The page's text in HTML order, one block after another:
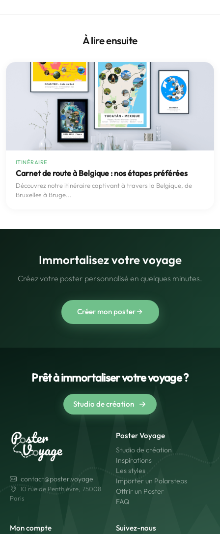
À lire ensuite
ITINÉRAIRE
Carnet de route à Belgique : nos étapes préférées
Découvrez notre itinéraire captivant à travers la Belgique, de
Bruxelles à Bruge...
Immortalisez votre voyage
Créez votre poster personnalisé en quelques minutes.
Créer mon poster
Prêt à immortaliser votre voyage ?
Studio de création
contact@poster.voyage
10 rue de Penthièvre, 75008
Paris
Poster Voyage
Studio de création
Inspirations
Les styles
Importer un Polarsteps
Offrir un Poster
FAQ
Mon compte Suivez-nous